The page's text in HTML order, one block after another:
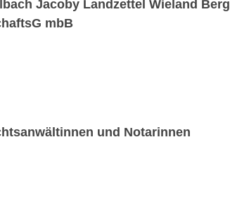
Jacoby Landzettel Wieland Berg
mbB
und Notarinnen